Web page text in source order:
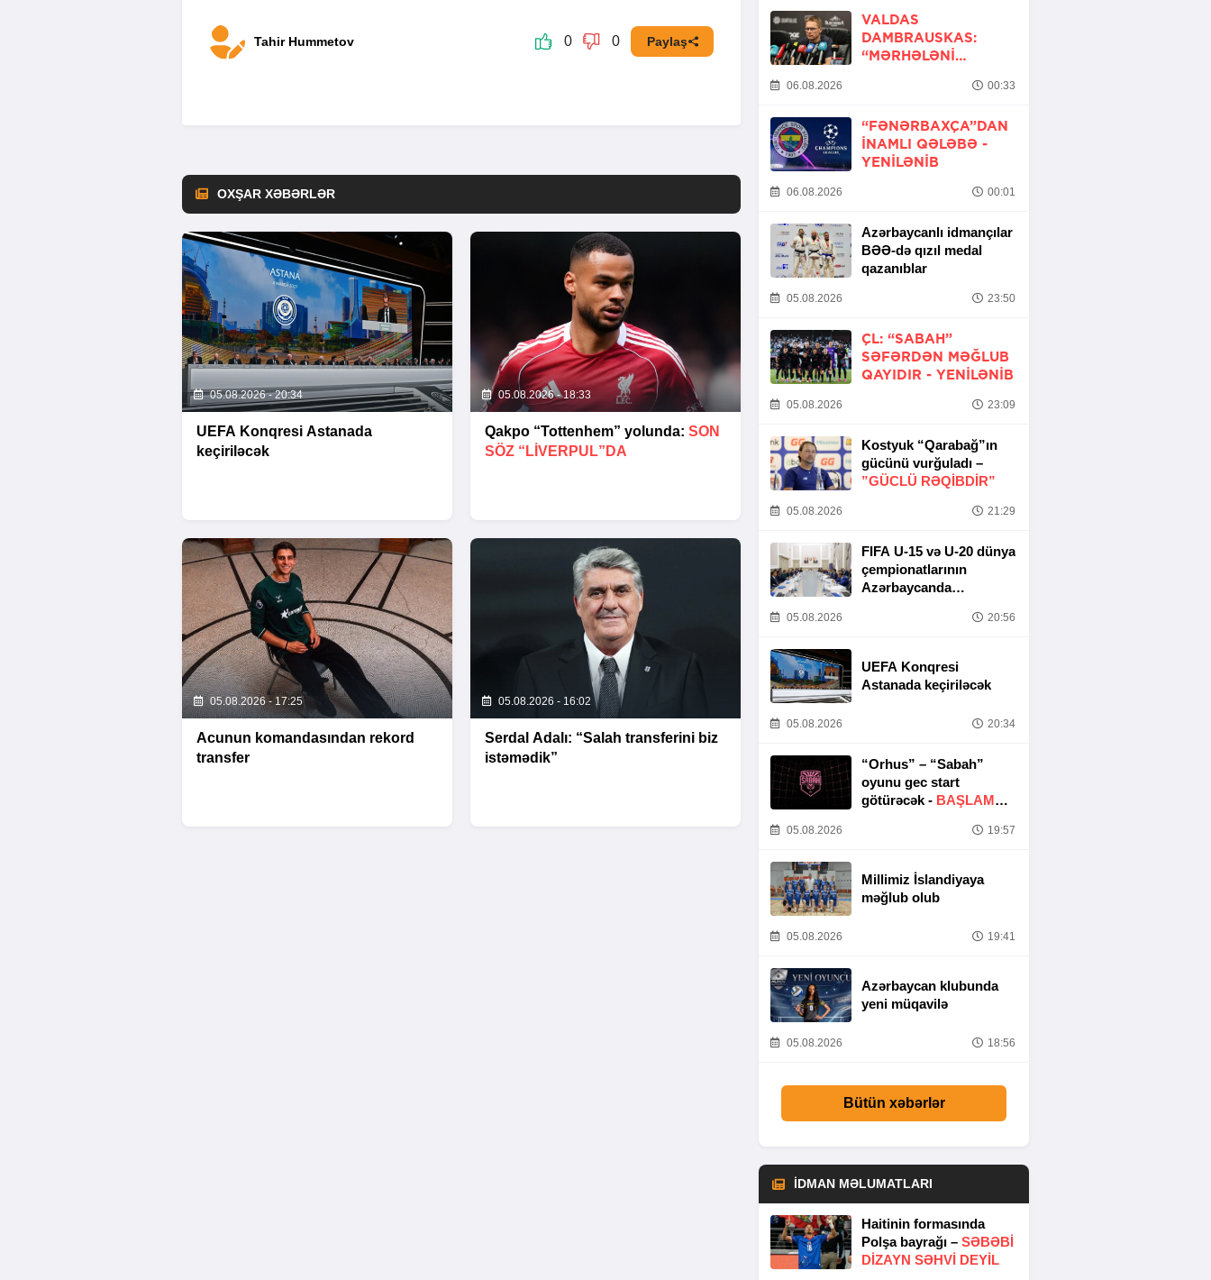
Tahir Hummetov 0 0 Paylaş
OXŞAR XƏBƏRLƏR
05.08.2026 - 20:34
UEFA Konqresi Astanada
keçiriləcək
05.08.2026 - 18:33
Qakpo “Tottenhem” yolunda: SON
SÖZ “LIVERPUL”DA
05.08.2026 - 17:25
Acunun komandasından rekord
transfer
05.08.2026 - 16:02
Serdal Adalı: “Salah transferini biz
istəmədik”
VALDAS
DAMBRAUSKAS:
“MƏRHƏLƏNI
06.08.2026 00:33
“FƏNƏRBAXÇA”DAN
INAMLI QƏLƏBƏ -
YENİLƏNİB
06.08.2026 00:01
Azərbaycanlı idmançılar
BƏƏ-də qızıl medal
qazanıblar
05.08.2026 23:50
ÇL: “SABAH”
SƏFƏRDƏN MƏĞLUB
QAYIDIR - YENİLƏNİB
05.08.2026 23:09
Kostyuk “Qarabağ”ın
gücünü vurğuladı –
”GÜCLÜ RƏQİBDİR”
05.08.2026 21:29
FIFA U-15 və U-20 dünya
çempionatlarının
Azərbaycanda
Təşkilat Komitəsinin
05.08.2026 20:56
UEFA Konqresi
Astanada keçiriləcək
05.08.2026 20:34
“Orhus” – “Sabah”
oyunu gec start
götürəcək - BAŞLAMA
05.08.2026 19:57
Millimiz İslandiyaya
məğlub olub
05.08.2026 19:41
Azərbaycan klubunda
yeni müqavilə
05.08.2026 18:56
Bütün xəbərlər
İDMAN MƏLUMATLARI
Haitinin formasında
Polşa bayrağı – SƏBƏBI
DIZAYN SƏHVI DEYIL